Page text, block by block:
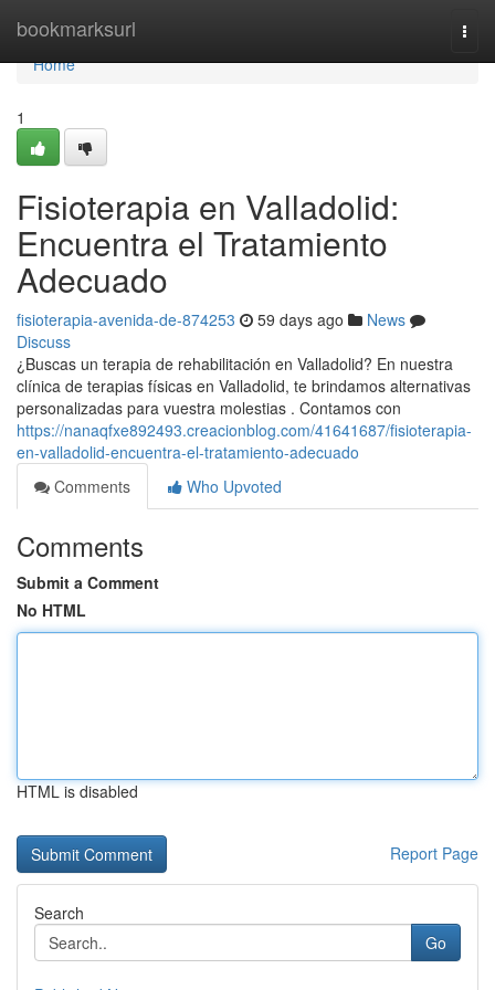
bookmarksurl
Home
Home
1
Fisioterapia en Valladolid:
Encuentra el Tratamiento
Adecuado
fisioterapia-avenida-de-874253 59 days ago
News
Discuss
¿Buscas un terapia de rehabilitación en Valladolid? En nuestra
clínica de terapias físicas en Valladolid, te brindamos alternativas
personalizadas para vuestra molestias . Contamos con
https://nanaqfxe892493.creacionblog.com/41641687/fisioterapia-
en-valladolid-encuentra-el-tratamiento-adecuado
Comments
Who Upvoted
Comments
Submit a Comment
No HTML
HTML is disabled
Report Page
Search
Go